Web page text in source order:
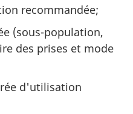
recommandée;
(sous-population,
des prises et mode
d'utilisation